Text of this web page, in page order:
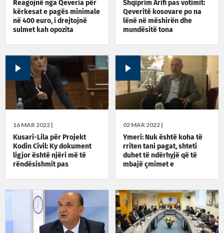
Reagojnë nga Qeveria për
kërkesat e pagës minimale
në 400 euro, i drejtojnë
sulmet kah opozita
Shqiprim Arifi pas votimit:
Qeveritë kosovare po na
lënë në mëshirën dhe
mundësitë tona
16 MAR 2022 |
Kusari-Lila për Projekt
Kodin Civil: Ky dokument
ligjor është njëri më të
rëndësishmit pas
02 MAR 2022 |
Ymeri: Nuk është koha të
rriten tani pagat, shteti
duhet të ndërhyjë që të
mbajë çmimet e